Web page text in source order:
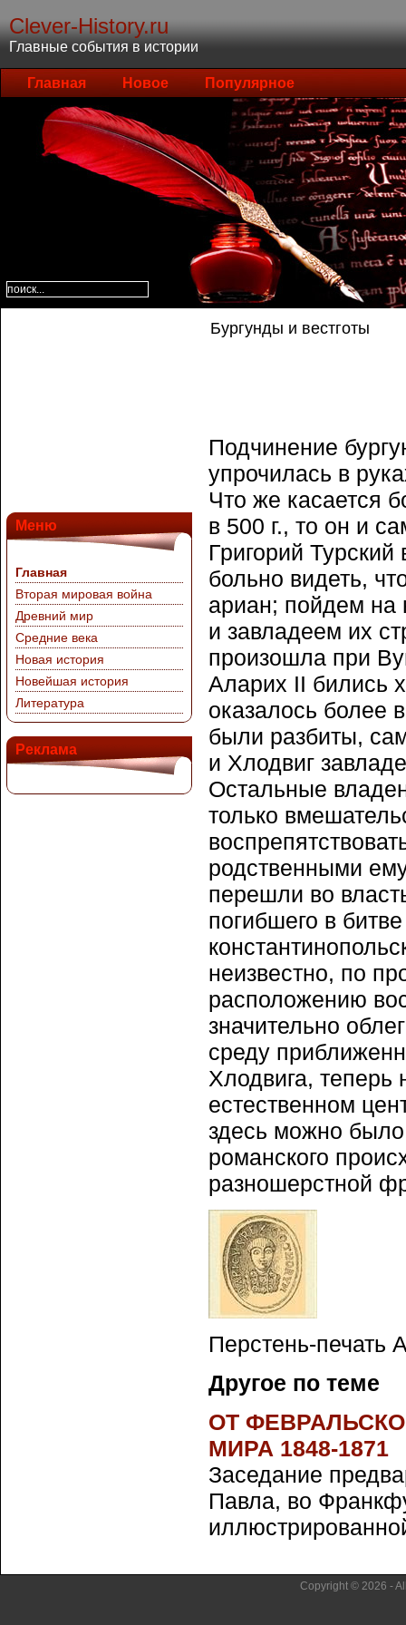
Clever-History.ru
Главные события в истории
Главная Новое Популярное
Меню
Главная
Вторая мировая война
Древний мир
Средние века
Новая история
Новейшая история
Литература
Реклама
Бургунды и вестготы
Подчинение
упрочилась в
Что же касается
в 500 г., то он и
Григорий
больно видеть,
ариан; пойдем
и завладеем их
произошла при
Аларих II бились
оказалось более
были разбиты,
и Хлодвиг
Остальные
только
родственными
перешли во
погибшего в
неизвестно, по
расположению
значительно
среду
Хлодвига,
естественном
здесь можно
романского
разношерстной
Перстень-печать
Другое по теме
ОТ
МИРА 1848-1871
Заседание
Павла, во
Copyright © 2026 -